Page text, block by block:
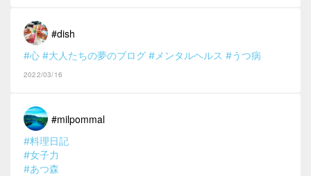
#dish
#心 #大人たちの夢のブログ #メンタルヘルス #うつ病
2022/03/16
#milpommal
#料理日記
#女子力
#あつ森